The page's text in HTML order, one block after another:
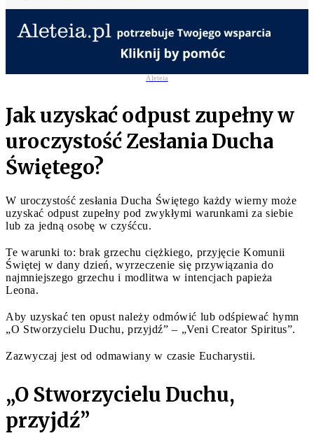
Aleteia
Jak uzyskać odpust zupełny w
uroczystość Zesłania Ducha
Świętego?
W uroczystość zesłania Ducha Świętego każdy wierny może
uzyskać odpust zupełny pod zwykłymi warunkami za siebie
lub za jedną osobę w czyśćcu.
Te warunki to: brak grzechu ciężkiego, przyjęcie Komunii
Świętej w dany dzień, wyrzeczenie się przywiązania do
najmniejszego grzechu i modlitwa w intencjach papieża
Leona.
Aby uzyskać ten opust należy odmówić lub odśpiewać hymn
„O Stworzycielu Duchu, przyjdź” – „Veni Creator Spiritus”.
Zazwyczaj jest od odmawiany w czasie Eucharystii.
„O Stworzycielu Duchu,
przyjdź”